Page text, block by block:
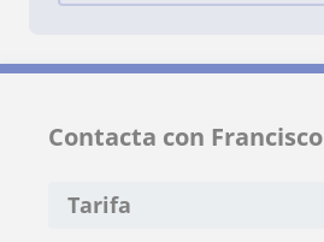
Contacta con Francisco
Tarifa